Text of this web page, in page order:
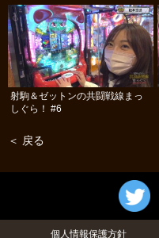
射駒＆ゼットンの共闘戦線まっ
しぐら！ #6
＜ 戻る
個人情報保護方針